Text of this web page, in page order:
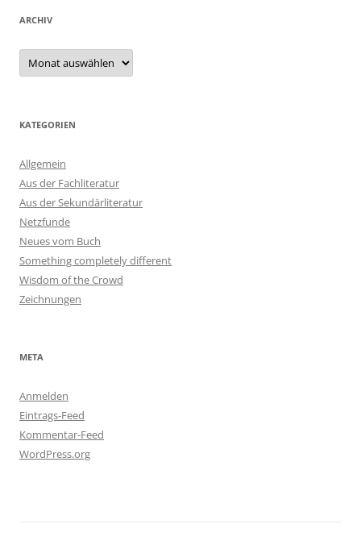
ARCHIV
Archiv
KATEGORIEN
Allgemein
Aus der Fachliteratur
Aus der Sekundärliteratur
Netzfunde
Neues vom Buch
Something completely different
Wisdom of the Crowd
Zeichnungen
META
Anmelden
Eintrags-Feed
Kommentar-Feed
WordPress.org